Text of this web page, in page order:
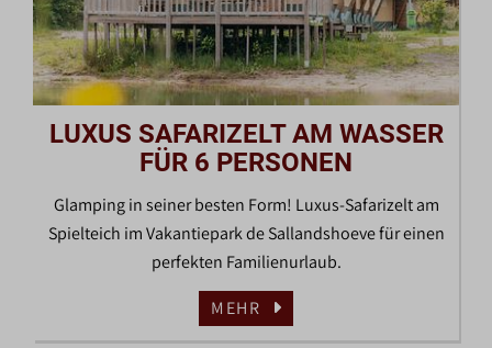
LUXUS SAFARIZELT AM WASSER
FÜR 6 PERSONEN
Glamping in seiner besten Form! Luxus-Safarizelt am
Spielteich im Vakantiepark de Sallandshoeve für einen
perfekten Familienurlaub.
MEHR